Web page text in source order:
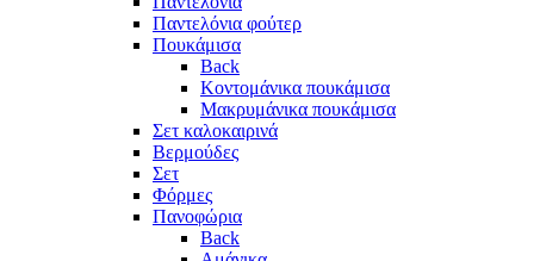
Παντελόνια φούτερ
Πουκάμισα
Back
Κοντομάνικα πουκάμισα
Μακρυμάνικα πουκάμισα
Σετ καλοκαιρινά
Βερμούδες
Σετ
Φόρμες
Πανοφώρια
Back